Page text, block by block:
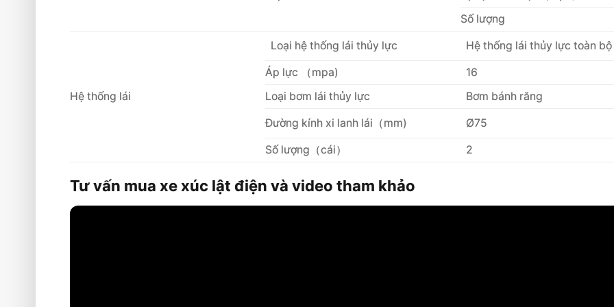
Số lượng
Hệ thống lái
Loại hệ thống lái thủy lực Hệ thống lái thủy lực toàn bộ
Áp lực （mpa)
16
Loại bơm lái thủy lực
Bơm bánh răng
Đường kính xi lanh lái（mm) Ø75
Số lượng（cái） 2
Tư vấn mua xe xúc lật điện và video tham khảo